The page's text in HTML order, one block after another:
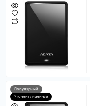
Популярный
Уточните наличие